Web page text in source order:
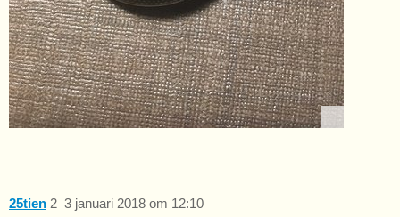
25tien 3 januari 2018 om 12:10
2